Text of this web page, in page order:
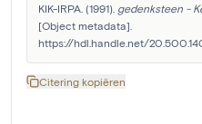
KIK-IRPA. (1991). gedenksteen -
[Object metadata].
https://hdl.handle.net/
Citering kopiëren